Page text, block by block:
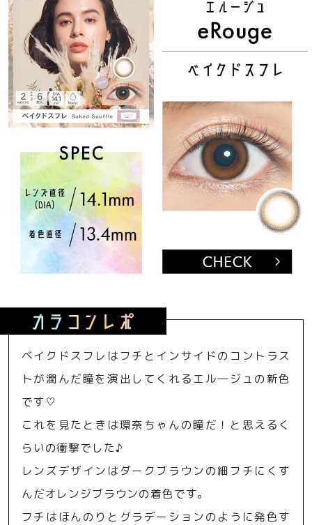
ベイクドスフレはフチとインサイドのコントラス
トが潤んだ瞳を演出してくれるエル―ジュの新色
です♡
これを見たときは環奈ちゃんの瞳だ！と思えるく
らいの衝撃でした♪
レンズデザインはダークブラウンの細フチにくす
んだオレンジブラウンの着色です。
フチはほんのりとグラデーションのように発色す